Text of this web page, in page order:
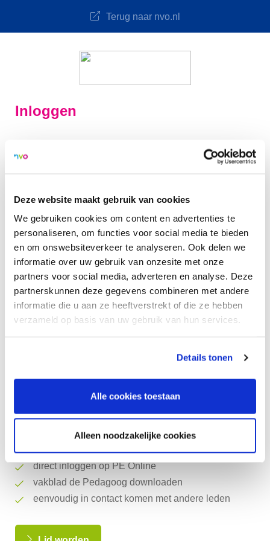
Deze website maakt gebruik van cookies
We gebruiken cookies om content en advertenties te
personaliseren, om functies voor social media te bieden
en om onswebsiteverkeer te analyseren. Ook delen we
informatie over uw gebruik van onzesite met onze
partners voor social media, adverteren en analyse. Deze
partnerskunnen deze gegevens combineren met andere
informatie die u aan ze heeftverstrekt of die ze hebben
verzameld op basis van uw gebruik van hun services.
Details tonen
Alle cookies toestaan
Alleen noodzakelijke cookies
Terug naar nvo.nl
Inloggen
alleen met een geactiveerd e-mailadres. Indien je e-
activeren met je lidnummer.
Lidnummer
Activeren
Via dit platform kun je als lid:
toegang krijgen tot exclusieve informatie
je gegevens online wijzigen
direct inloggen op PE Online
vakblad de Pedagoog downloaden
eenvoudig in contact komen met andere leden